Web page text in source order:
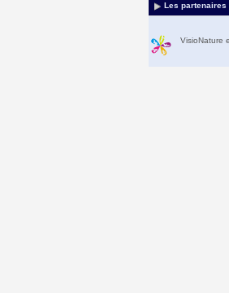
Les partenaires
VisioNature